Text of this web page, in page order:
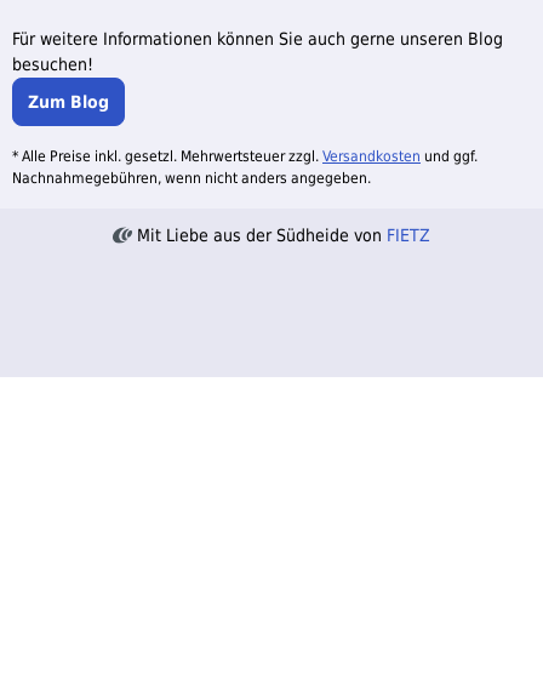
Für weitere Informationen können Sie auch gerne unseren Blog
besuchen!
Zum Blog
* Alle Preise inkl. gesetzl. Mehrwertsteuer zzgl. Versandkosten und ggf.
Nachnahmegebühren, wenn nicht anders angegeben.
Mit Liebe aus der Südheide von FIETZ